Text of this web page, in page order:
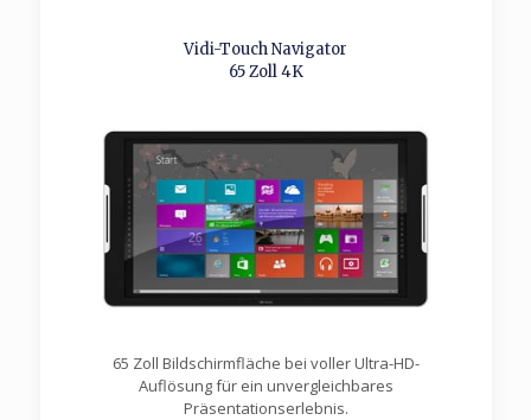
Vidi-Touch Navigator
65 Zoll 4K
65 Zoll Bildschirmfläche bei voller Ultra-HD-
Auflösung für ein unvergleichbares
Präsentationserlebnis.